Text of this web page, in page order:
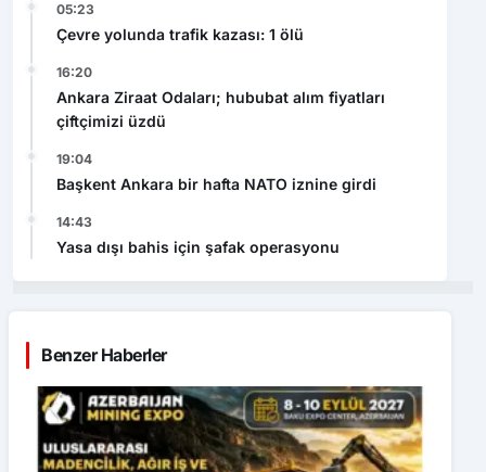
05:23
Çevre yolunda trafik kazası: 1 ölü
16:20
Ankara Ziraat Odaları; hububat alım fiyatları
çiftçimizi üzdü
19:04
Başkent Ankara bir hafta NATO iznine girdi
14:43
Yasa dışı bahis için şafak operasyonu
Benzer Haberler